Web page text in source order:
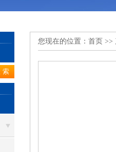
您现在的位置： 首页 >>